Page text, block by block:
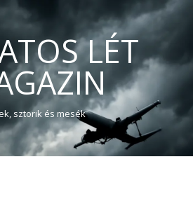
LÉT
sztorik és mesék